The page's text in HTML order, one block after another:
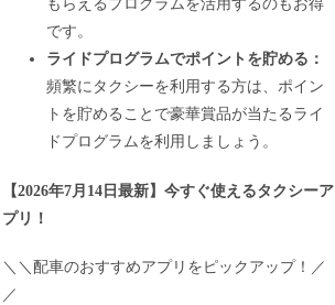
もらえるプログラムを活用するのもお得
です。
ライドプログラムでポイントを貯める：
頻繁にタクシーを利用する方は、ポイン
トを貯めることで豪華賞品が当たるライ
ドプログラムを利用しましょう。
【2026年7月14日最新】今すぐ使えるタクシーア
プリ！
＼＼配車のおすすめアプリをピックアップ！／
／